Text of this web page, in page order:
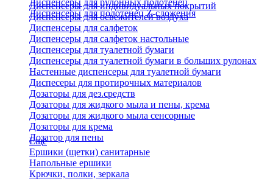
Диспенсеры для рулонных полотенец
Диспенсеры для полотенец Z-сложения
Диспенсеры для индивидуальных покрытий
Диспенсеры для освежителей воздуха
Диспенсеры для салфеток
Диспенсеры для салфеток настольные
Диспенсеры для туалетной бумаги
Диспенсеры для туалетной бумаги в больших рулонах
Настенные диспенсеры для туалетной бумаги
Диспесеры для протирочных материалов
Дозаторы для дез.средств
Дозаторы для жидкого мыла и пены, крема
Дозаторы для жидкого мыла сенсорные
Дозаторы для крема
Дозатор для пены
Еще
Ершики (щетки) санитарные
Напольные ершики
Крючки, полки, зеркала